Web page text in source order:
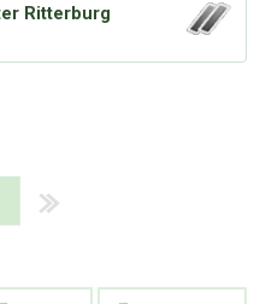
Ritterburg